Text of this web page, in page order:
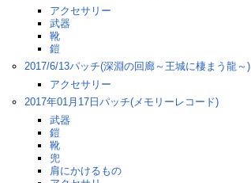
アクセサリー
武器
靴
鎧
2017/6/13パッチ(深淵の回廊～王城に棲まう龍～)
アクセサリー
2017年01月17日パッチ(メモリーレコード)
武器
鎧
靴
兜
肩にかけるもの